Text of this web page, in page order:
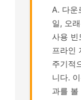
A. 다운
일, 오
사용 빈
프라인
주기적
니다.
과를 볼